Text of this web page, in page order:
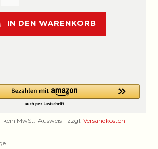
IN DEN WARENKORB
MwSt.-Ausweis - zzgl. Versandkosten